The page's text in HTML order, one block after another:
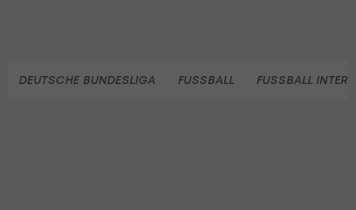
DEUTSCHE BUNDESLIGA FUSSBALL FUSSBALL